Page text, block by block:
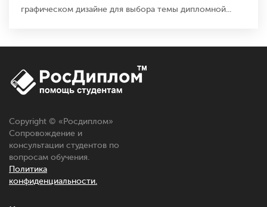
графическом дизайне для выбора темы дипломной...
Copyright © « Росдиплом»
Сопровождение и
консультации студентов по
вопросам обучения.
Политика
конфиденциальности.